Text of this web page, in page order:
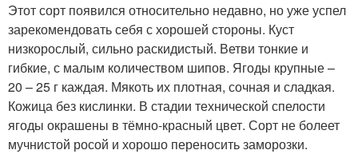
Этот сорт появился относительно недавно, но уже успел
зарекомендовать себя с хорошей стороны. Куст
низкорослый, сильно раскидистый. Ветви тонкие и
гибкие, с малым количеством шипов. Ягоды крупные –
20 – 25 г каждая. Мякоть их плотная, сочная и сладкая.
Кожица без кислинки. В стадии технической спелости
ягоды окрашены в тёмно-красный цвет. Сорт не болеет
мучнистой росой и хорошо переносить заморозки.